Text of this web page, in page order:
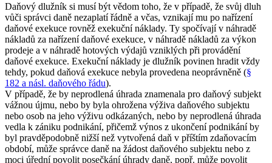
Daňový dlužník si musí být vědom toho, že v případě, že svůj dluh
vůči správci daně nezaplatí řádně a včas, vznikají mu po nařízení
daňové exekuce rovněž exekuční náklady. Ty spočívají v náhradě
nákladů za nařízení daňové exekuce, v náhradě nákladů za výkon
prodeje a v náhradě hotových výdajů vzniklých při provádění
daňové exekuce. Exekuční náklady je dlužník povinen hradit vždy
tehdy, pokud daňová exekuce nebyla provedena neoprávněně (§
182 a násl. daňového řádu).
V případě, že by neprodlená úhrada znamenala pro daňový subjekt
vážnou újmu, nebo by byla ohrožena výživa daňového subjektu
nebo osob na jeho výživu odkázaných, nebo by neprodlená úhrada
vedla k zániku podnikání, přičemž výnos z ukončení podnikání by
byl pravděpodobně nižší než vytvořená daň v příštím zdaňovacím
období, může správce daně na žádost daňového subjektu nebo z
moci úřední povolit posečkání úhrady daně, popř. může povolit